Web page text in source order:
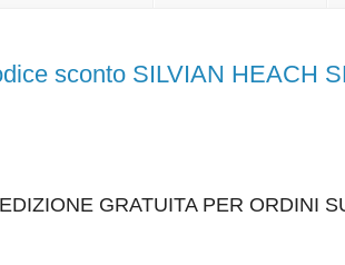
sconto SILVIAN HEACH
GRATUITA PER ORDINI